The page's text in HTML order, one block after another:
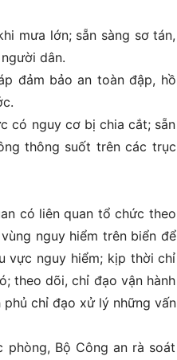
mưa lớn; sẵn sàng sơ tán,
dân.
đảm bảo an toàn đập, hồ
có nguy cơ bị chia cắt; sẵn
thông suốt trên các trục
có liên quan tổ chức theo
nguy hiểm trên biển để
vực nguy hiểm; kịp thời chỉ
theo dõi, chỉ đạo vận hành
chỉ đạo xử lý những vấn
Bộ Công an rà soát